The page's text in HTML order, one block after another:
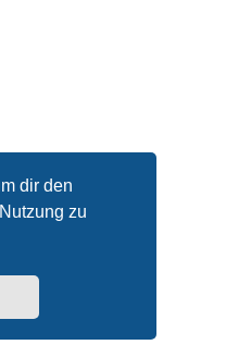
dir den
zu